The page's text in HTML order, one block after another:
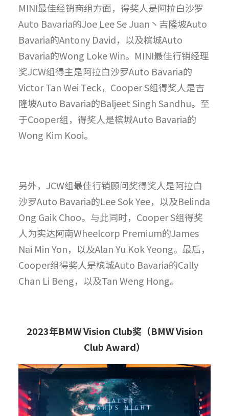
MINI最佳经销商组方面，得奖人是阿拉白沙罗
Auto Bavaria的Joe Lee Se Juan丶吉隆坡Auto
Bavaria的Antony David，以及槟城Auto
Bavaria的Wong Loke Win。MINI最佳行销经理
奖JCW组得主是阿拉白沙罗Auto Bavaria的
Victor Tan Wei Teck，Cooper S组得奖人是吉
隆坡Auto Bavaria的Baljeet Singh Sandhu。至
于Cooper组，得奖人是槟城Auto Bavaria的
Wong Kim Kooi。
另外，JCW组最佳行销顾问奖得奖人是阿拉白
沙罗Auto Bavaria的Lee Sok Yee，以及Belinda
Ong Gaik Choo。与此同时，Cooper S组得奖
人为实达阿南Wheelcorp Premium的James
Nai Min Yon，以及Alan Yu Kok Yeong。最后，
Cooper组得奖人是槟城Auto Bavaria的Cally
Chan Li Beng，以及Tan Weng Hong。
2023年BMW Vision Club奖（BMW Vision
Club Award）